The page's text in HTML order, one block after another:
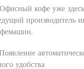
кофе уже
производитель
удобства